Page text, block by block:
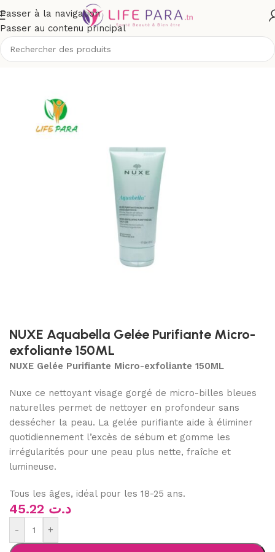
Passer à la navigation
Passer au contenu principal
Accueil/Boutique/Visage/Masques visage et gommage
NUXE Aquabella Gelée Purifiante Micro-
exfoliante 150ML
NUXE Gelée Purifiante Micro-exfoliante 150ML
Nuxe ce nettoyant visage gorgé de micro-billes bleues
naturelles permet de nettoyer en profondeur sans
dessécher la peau. La gelée purifiante aide à éliminer
quotidiennement l’excès de sébum et gomme les
irrégularités pour une peau plus nette, fraîche et
lumineuse.
Tous les âges, idéal pour les 18-25 ans.
د.ت
- +